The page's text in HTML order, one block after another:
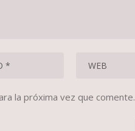
la próxima vez que comente.